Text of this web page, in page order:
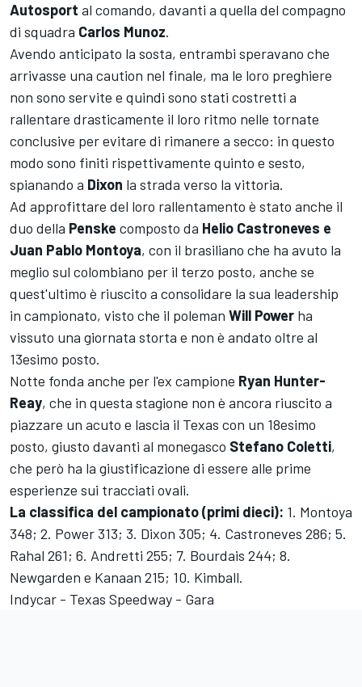
Autosport al comando, davanti a quella del compagno
di squadra Carlos Munoz.
Avendo anticipato la sosta, entrambi speravano che
arrivasse una caution nel finale, ma le loro preghiere
non sono servite e quindi sono stati costretti a
rallentare drasticamente il loro ritmo nelle tornate
conclusive per evitare di rimanere a secco: in questo
modo sono finiti rispettivamente quinto e sesto,
spianando a Dixon la strada verso la vittoria.
Ad approfittare del loro rallentamento è stato anche il
duo della Penske composto da Helio Castroneves e
Juan Pablo Montoya, con il brasiliano che ha avuto la
meglio sul colombiano per il terzo posto, anche se
quest'ultimo è riuscito a consolidare la sua leadership
in campionato, visto che il poleman Will Power ha
vissuto una giornata storta e non è andato oltre al
13esimo posto.
Notte fonda anche per l'ex campione Ryan Hunter-
Reay, che in questa stagione non è ancora riuscito a
piazzare un acuto e lascia il Texas con un 18esimo
posto, giusto davanti al monegasco Stefano Coletti,
che però ha la giustificazione di essere alle prime
esperienze sui tracciati ovali.
La classifica del campionato (primi dieci): 1. Montoya
348; 2. Power 313; 3. Dixon 305; 4. Castroneves 286; 5.
Rahal 261; 6. Andretti 255; 7. Bourdais 244; 8.
Newgarden e Kanaan 215; 10. Kimball.
Indycar - Texas Speedway - Gara